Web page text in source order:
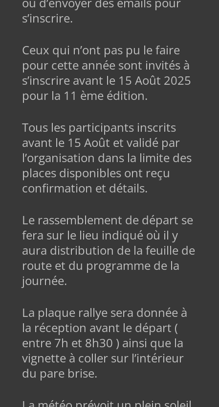
s’inscrire.
Ceux qui n’ont pas pu le faire
pour cette année sont invités à
s’inscrire avant le 15 Août 2025
pour la 11 ème édition.
Tous les participants inscrits
avant le 15 Août et validé par
l’organisation dans la limite des
places disponibles ont reçu
confirmation et détails.
Le rassemblement de départ se
fera sur le lieu indiqué où il y
aura distribution de la feuille de
route et du programme de la
journée.
La plaque rallye sera donnée à
la réception avant le départ (
entre 7h et 8h30 ) ainsi que la
vignette à coller sur l’intérieur
du pare brise.